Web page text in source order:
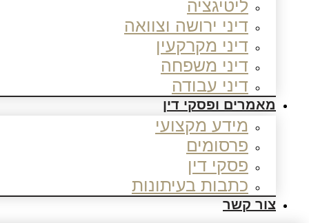
ליטיגציה
דיני ירושה וצוואה
דיני מקרקעין
דיני משפחה
דיני עבודה
מאמרים ופסקי דין
מידע מקצועי
פרסומים
פסקי דין
כתבות בעיתונות
צור קשר